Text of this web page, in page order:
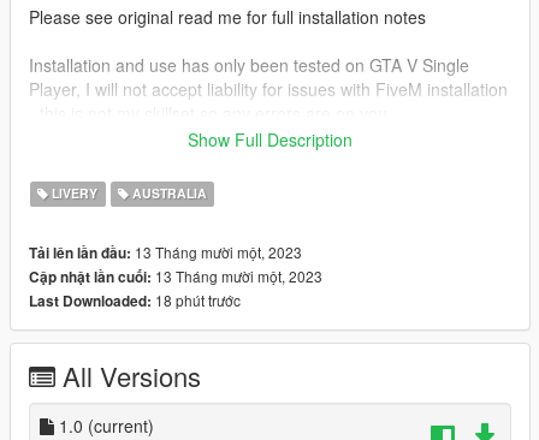
Please see original read me for full installation notes
Installation and use has only been tested on GTA V Single
Player, I will not accept liability for issues with FiveM installation
Textures by:
Crayon
Thomas Arnold
Models by :
SkylineGTRFreak
Show Full Description
LIVERY AUSTRALIA
Tải lên lần đầu: 13 Tháng mười một, 2023
Cập nhật lần cuối: 13 Tháng mười một, 2023
Last Downloaded: 18 phút trước
All Versions
1.0 (current)